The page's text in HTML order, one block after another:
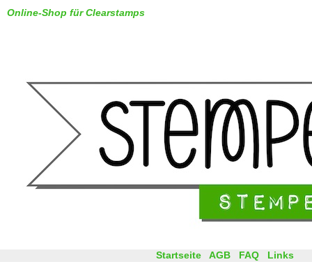
Online-Shop für Clearstamps
Startseite AGB FAQ Links